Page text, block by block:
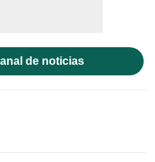
de noticias